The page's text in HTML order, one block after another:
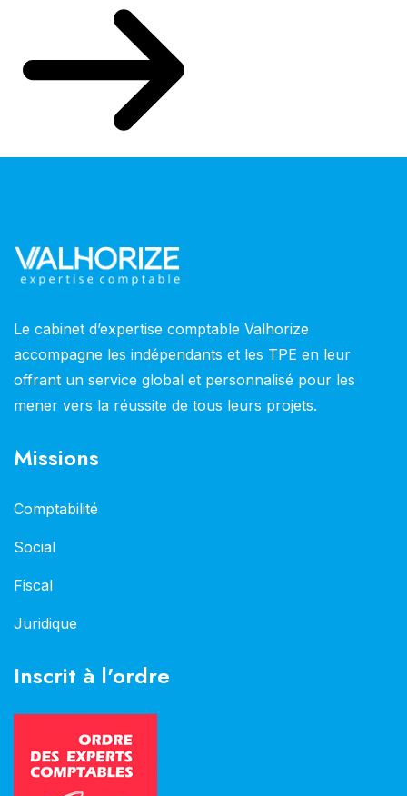
Le cabinet d’expertise comptable Valhorize
accompagne les indépendants et les TPE en leur
offrant un service global et personnalisé pour les
mener vers la réussite de tous leurs projets.
Missions
Comptabilité
Social
Fiscal
Juridique
Inscrit à l'ordre